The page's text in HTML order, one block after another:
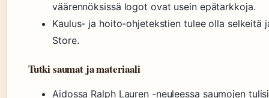
väärennöksissä logot ovat usein epätarkkoja.
Kaulus- ja hoito-ohjetekstien tulee olla
Store.
Tutki saumat ja materiaali
Aidossa Ralph Lauren -neuleessa saumojen